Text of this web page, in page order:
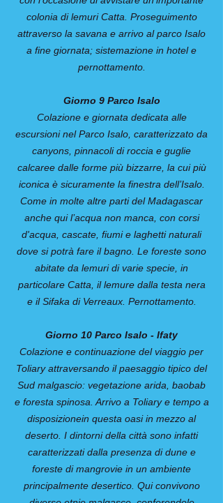
colonia di lemuri Catta. Proseguimento
attraverso la savana e arrivo al parco Isalo
a fine giornata; sistemazione in hotel e
pernottamento.
Giorno 9 Parco Isalo
Colazione e giornata dedicata alle
escursioni nel Parco Isalo, caratterizzato da
canyons, pinnacoli di roccia e guglie
calcaree dalle forme più bizzarre, la cui più
iconica è sicuramente la finestra dell’Isalo.
Come in molte altre parti del Madagascar
anche qui l’acqua non manca, con corsi
d'acqua, cascate, fiumi e laghetti naturali
dove si potrà fare il bagno. Le foreste sono
abitate da lemuri di varie specie, in
particolare Catta, il lemure dalla testa nera
e il Sifaka di Verreaux. Pernottamento.
Giorno 10 Parco Isalo - Ifaty
Colazione e continuazione del viaggio per
Toliary attraversando il paesaggio tipico del
Sud malgascio: vegetazione arida, baobab
e foresta spinosa. Arrivo a Toliary e tempo a
disposizionein questa oasi in mezzo al
deserto. I dintorni della città sono infatti
caratterizzati dalla presenza di dune e
foreste di mangrovie in un ambiente
principalmente desertico. Qui convivono